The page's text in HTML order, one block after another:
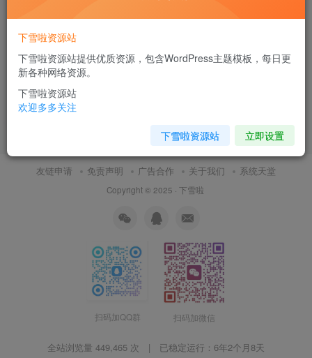
bash: ifconfig: command not
found
日常随笔
11月5日 17:42
友链申请 免责声明 广告合作 关于我们 系统天堂
Copyright © 2025 · 下雪啦
扫码加QQ群 扫码加微信
全站浏览量 449,465 次 | 已稳定运行： 6年2个月8天
下雪啦资源站
下雪啦资源站提供优质资源，包含WordPress主题模板，每日更
新各种网络资源。
下雪啦资源站
欢迎多多关注
下雪啦资源站 立即设置